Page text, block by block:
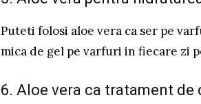
Puteti folosi aloe vera ca ser pe
mica de gel pe varfuri in fiecare zi
6. Aloe vera ca tratament de